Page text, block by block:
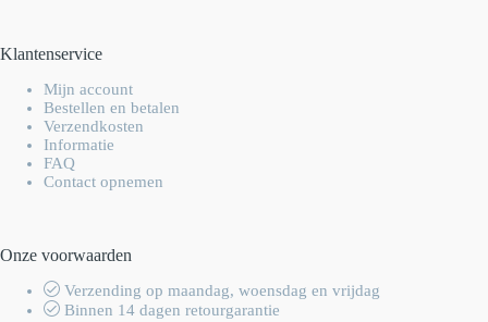
Klantenservice
Mijn account
Bestellen en betalen
Verzendkosten
Informatie
FAQ
Contact opnemen
Onze voorwaarden
Verzending op maandag, woensdag en vrijdag
Binnen 14 dagen retourgarantie